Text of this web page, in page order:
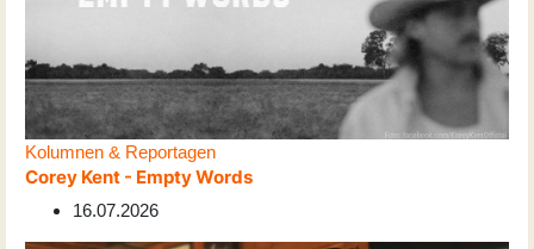
Kolumnen & Reportagen
Corey Kent - Empty Words
16.07.2026